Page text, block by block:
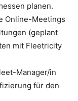
planen.
Online-Meetings
(geplant
mit Fleetricity
Manager/in
für den